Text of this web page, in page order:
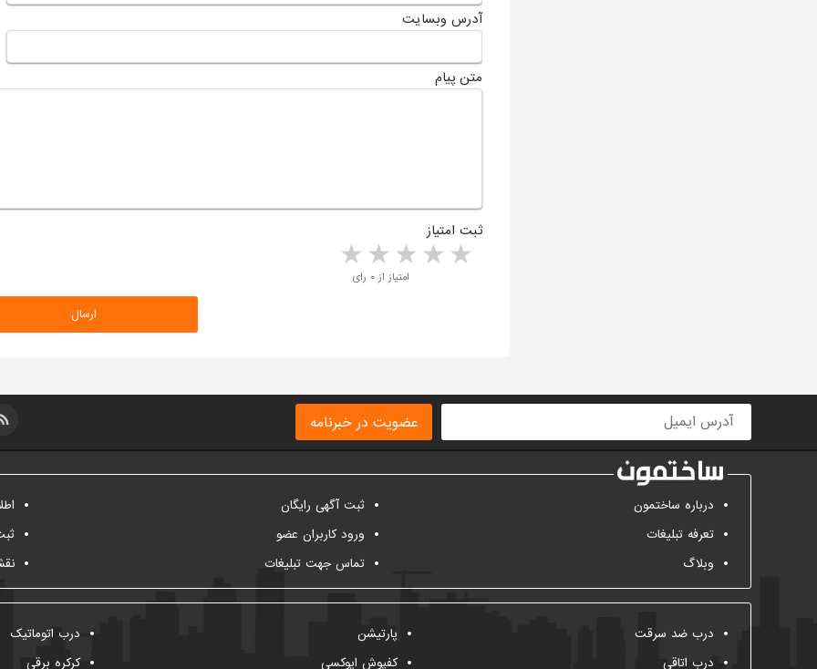
آدرس وبسایت
متن پیام
ثبت امتیاز
4 stars 3 stars 2 stars 1 star امتیاز از ۰ رای
عضویت در خبرنامه
درباره ساختمون
تعرفه تبلیغات
وبلاگ
ثبت آگهی رایگان
ورود کاربران عضو
تماس جهت تبلیغات
درب ضد سرقت
درب اتاقی
پارتیشن
کفپوش اپوکسی
درب اتوماتیک
کرکره برقی